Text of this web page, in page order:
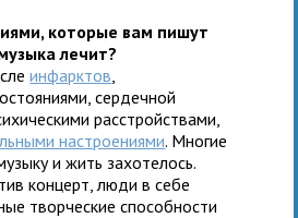
которые вам пишут
лечит?
инфарктов
сердечной
расстройствами,
настроениями. Многие
и жить захотелось.
концерт, люди в себе
творческие способности